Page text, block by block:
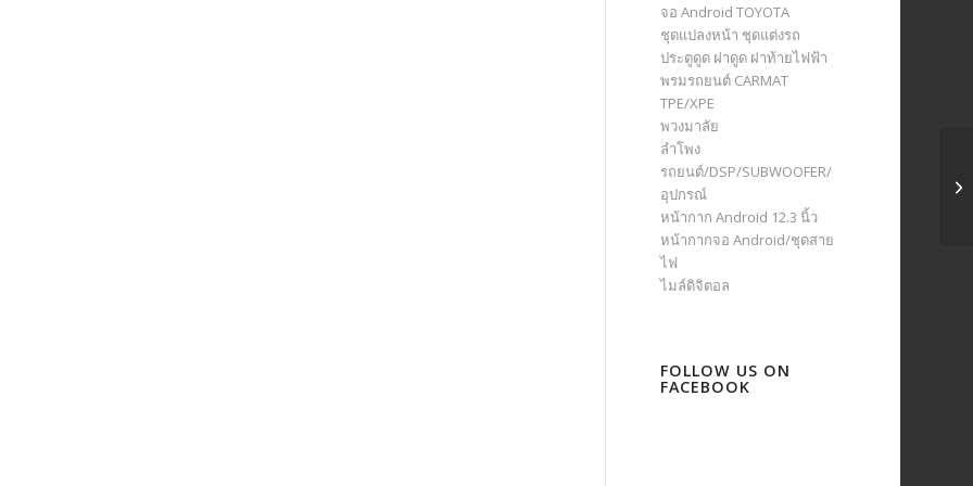
จอ Android TOYOTA
ชุดแปลงหน้า ชุดแต่งรถ
ประตูดูด ฝาดูด ฝาท้ายไฟฟ้า
พรมรถยนต์ CARMAT
TPE/XPE
พวงมาลัย
ลำโพง
รถยนต์/DSP/SUBWOOFER/
อุปกรณ์
หน้ากาก Android 12.3 นิ้ว
หน้ากากจอ Android/ชุดสาย
ไฟ
ไมล์ดิจิตอล
FOLLOW US ON
FACEBOOK